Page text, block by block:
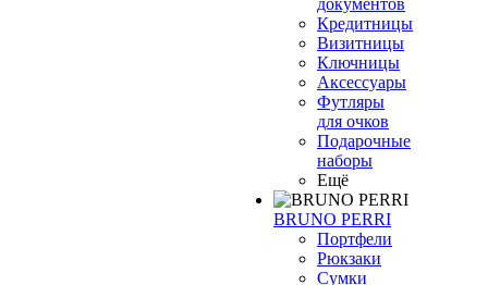
документов
Кредитницы
Визитницы
Ключницы
Аксессуары
Футляры
для очков
Подарочные
наборы
Ещё
BRUNO PERRI
Портфели
Рюкзаки
Сумки